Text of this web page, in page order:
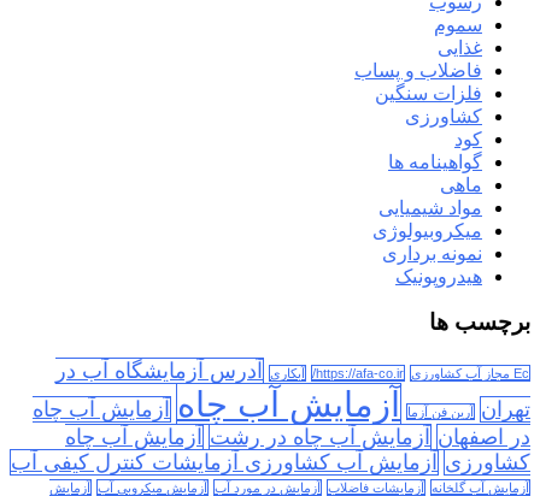
سموم
غذایی
فاضلاب و پساب
فلزات سنگین
کشاورزی
کود
گواهینامه ها
ماهی
مواد شیمیایی
میکروبیولوژی
نمونه برداری
هیدروپونیک
برچسب ها
Ec مجاز آب کشاورزی https://afa-co.ir/ آبکاری
آدرس آزمایشگاه آب در
تهران آرین فن آزما آزمایش آب چاه
آزمایش آب چاه
در اصفهان
آزمایش آب چاه در رشت
آزمایش آب چاه
کشاورزی
آزمایش آب کشاورزی آزمایشات کنترل کیفی آب
آزمایش آب گلخانه آزمایشات فاضلاب آزمایش در مورد آب آزمایش میکروبی آب آزمایش